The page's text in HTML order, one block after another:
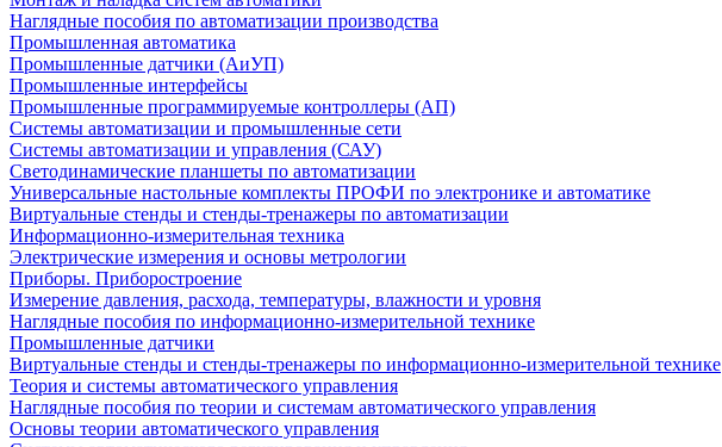
Наглядные пособия по автоматизации производства
Промышленная автоматика
Промышленные датчики (АиУП)
Промышленные интерфейсы
Промышленные программируемые контроллеры (АП)
Системы автоматизации и промышленные сети
Системы автоматизации и управления (САУ)
Светодинамические планшеты по автоматизации
Универсальные настольные комплекты ПРОФИ по электронике и автоматике
Виртуальные стенды и стенды-тренажеры по автоматизации
Информационно-измерительная техника
Электрические измерения и основы метрологии
Приборы. Приборостроение
Измерение давления, расхода, температуры, влажности и уровня
Наглядные пособия по информационно-измерительной технике
Промышленные датчики
Виртуальные стенды и стенды-тренажеры по информационно-измерительной технике
Теория и системы автоматического управления
Наглядные пособия по теории и системам автоматического управления
Основы теории автоматического управления